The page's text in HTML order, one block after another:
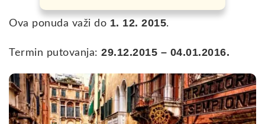
Ova ponuda važi do 1. 12. 2015.
Termin putovanja: 29.12.2015 – 04.01.2016.